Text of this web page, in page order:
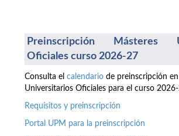
Preinscripción Másteres
Oficiales curso 2026-27
Consulta el calendario de preinscripción
Universitarios Oficiales para el curso
Requisitos y preinscripción
Portal UPM para la preinscripción